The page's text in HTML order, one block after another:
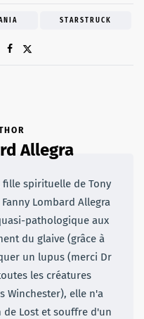
STARSTRUCK
Allegra
spirituelle de Tony
Lombard Allegra
pathologique aux
du glaive (grâce à
un lupus (merci Dr
les créatures
Winchester), elle n'a
Lost et souffre d'un